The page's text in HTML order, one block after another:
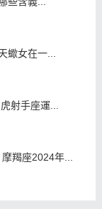
蠍女在一...
射手座運...
羯座2024年...